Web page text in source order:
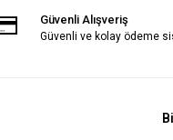
Güvenli Alışveriş
Güvenli ve kolay ödeme